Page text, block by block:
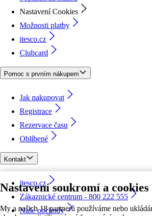
Nastavení soukromí a cookies
My a našich 18 partnerů používáme nebo
Nastavení Cookies
Možnosti platby
itesco.cz
Clubcard
Pomoc s prvním nákupem
Jak nakupovat
Registrace
Rezervace času
Oblíbené
Kontakt
itesco.cz
Zákaznické centrum - 800 222 555
Naše obchody